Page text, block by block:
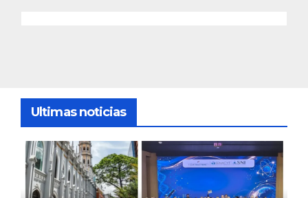
Ultimas noticias